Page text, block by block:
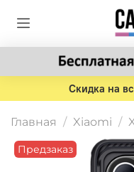
Скидка на
Главная Xiaomi
Предзаказ